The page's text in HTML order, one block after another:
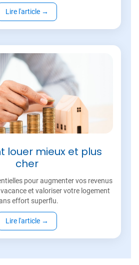
Lire l'article →
louer mieux et plus
cher
pour augmenter vos revenus
et valoriser votre logement
effort superflu.
Lire l'article →